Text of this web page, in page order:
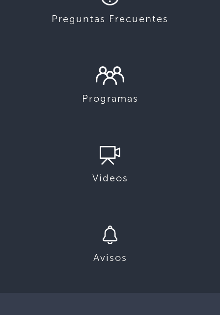
Preguntas Frecuentes
Programas
Videos
Avisos